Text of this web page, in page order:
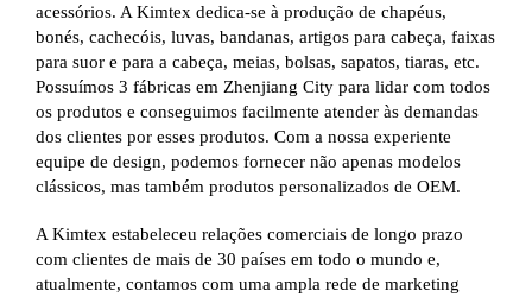
acessórios. A Kimtex dedica-se à produção de chapéus,
bonés, cachecóis, luvas, bandanas, artigos para cabeça, faixas
para suor e para a cabeça, meias, bolsas, sapatos, tiaras, etc.
Possuímos 3 fábricas em Zhenjiang City para lidar com todos
os produtos e conseguimos facilmente atender às demandas
dos clientes por esses produtos. Com a nossa experiente
equipe de design, podemos fornecer não apenas modelos
clássicos, mas também produtos personalizados de OEM.
A Kimtex estabeleceu relações comerciais de longo prazo
com clientes de mais de 30 países em todo o mundo e,
atualmente, contamos com uma ampla rede de marketing